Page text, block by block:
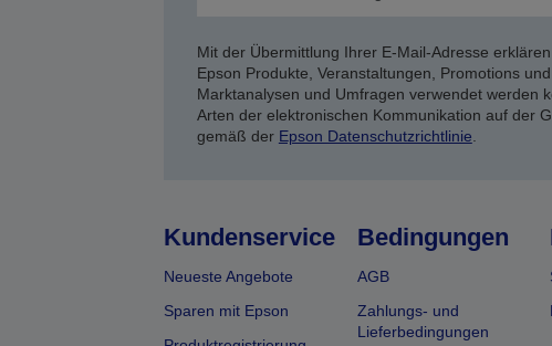
Mit der Übermittlung Ihrer E-Mail-Adresse
Epson Produkte, Veranstaltungen, Promotions
Marktanalysen und Umfragen verwendet werden
Arten der elektronischen Kommunikation auf der
gemäß der Epson Datenschutzrichtlinie
Kundenservice
Neueste Angebote
Sparen mit Epson
Bedingungen
AGB
Zahlungs- und
Lieferbedingungen